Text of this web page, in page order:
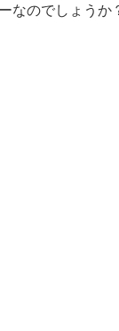
なのでしょうか